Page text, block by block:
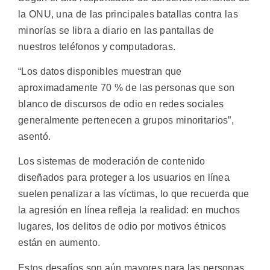
la ONU, una de las principales batallas contra las
minorías se libra a diario en las pantallas de
nuestros teléfonos y computadoras.
“Los datos disponibles muestran que
aproximadamente 70 % de las personas que son
blanco de discursos de odio en redes sociales
generalmente pertenecen a grupos minoritarios”,
asentó.
Los sistemas de moderación de contenido
diseñados para proteger a los usuarios en línea
suelen penalizar a las víctimas, lo que recuerda que
la agresión en línea refleja la realidad: en muchos
lugares, los delitos de odio por motivos étnicos
están en aumento.
Estos desafíos son aún mayores para las personas